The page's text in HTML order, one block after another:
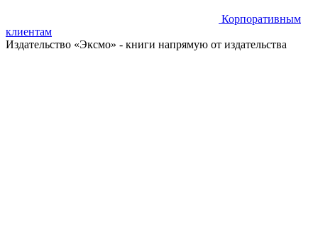
Корпоративным
клиентам
Издательство «Эксмо» - книги напрямую от издательства